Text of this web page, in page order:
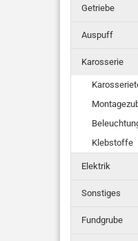
Getriebe
Auspuff
Karosserie
Klebstoffe
Elektrik
Sonstiges
Fundgrube